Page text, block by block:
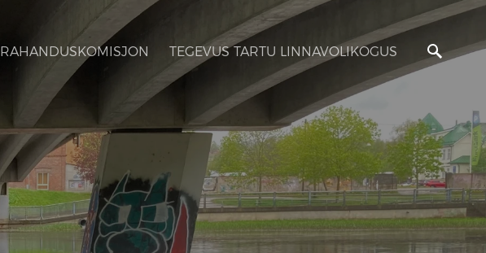
RAHANDUSKOMISJON TEGEVUS TARTU LINNAVOLIKOGUS